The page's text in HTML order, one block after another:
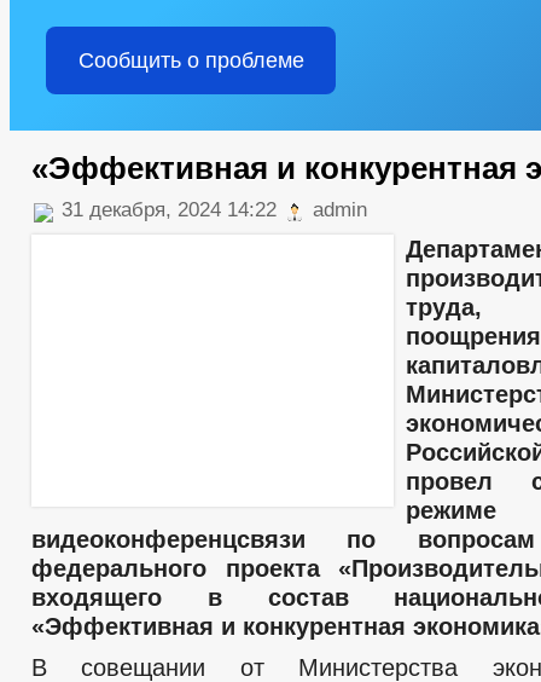
Сообщить о проблеме
«Эффективная и конкурентная
31 декабря, 2024 14:22 admin
труда,
поощрения
провел
режиме
видеоконференцсвязи по
федерального проекта
входящего в состав
«Эффективная и конкурентная
В совещании от Министерства